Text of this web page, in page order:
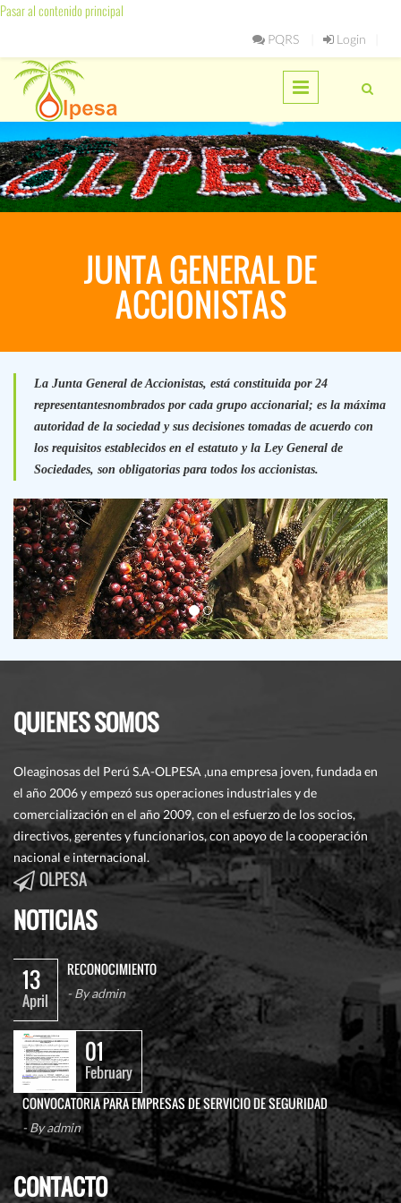
Pasar al contenido principal
PQRS Login
JUNTA GENERAL DE
ACCIONISTAS
La Junta General de Accionistas, está constituida por 24
representantesnombrados por cada grupo accionarial; es la máxima
autoridad de la sociedad y sus decisiones tomadas de acuerdo con
los requisitos establecidos en el estatuto y la Ley General de
Sociedades, son obligatorias para todos los accionistas.
QUIENES SOMOS
Oleaginosas del Perú S.A-OLPESA ,una empresa joven, fundada en
el año 2006 y empezó sus operaciones industriales y de
comercialización en el año 2009, con el esfuerzo de los socios,
directivos, gerentes y funcionarios, con apoyo de la cooperación
nacional e internacional.
OLPESA
NOTICIAS
13
April
RECONOCIMIENTO
- Byadmin
01
February
CONVOCATORIA PARA EMPRESAS DE SERVICIO DE SEGURIDAD
- Byadmin
CONTACTO